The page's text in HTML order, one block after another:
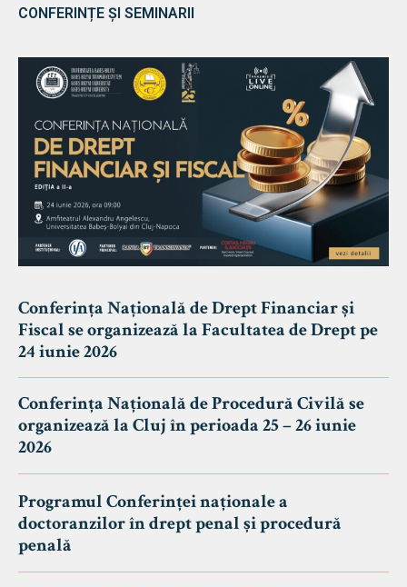
CONFERINȚE ȘI SEMINARII
Conferința Națională de Drept Financiar și
Fiscal se organizează la Facultatea de Drept pe
24 iunie 2026
Conferința Națională de Procedură Civilă se
organizează la Cluj în perioada 25 – 26 iunie
2026
Programul Conferinței naționale a
doctoranzilor în drept penal și procedură
penală